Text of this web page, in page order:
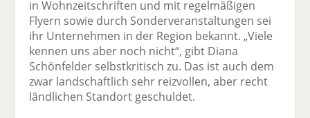
in Wohnzeitschriften und mit regelmäßigen
Flyern sowie durch Sonderveranstaltungen sei
ihr Unternehmen in der Region bekannt. „Viele
kennen uns aber noch nicht“, gibt Diana
Schönfelder selbstkritisch zu. Das ist auch dem
zwar landschaftlich sehr reizvollen, aber recht
ländlichen Standort geschuldet.